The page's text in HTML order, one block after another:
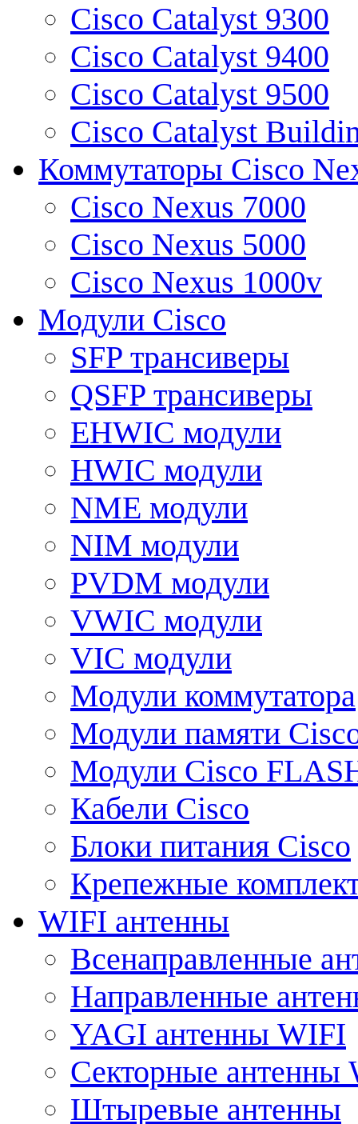
Cisco Catalyst 9300
Cisco Catalyst 9400
Cisco Catalyst 9500
Cisco Catalyst
Коммутаторы Cisco
Cisco Nexus 7000
Cisco Nexus 5000
Cisco Nexus 1000v
Модули Cisco
SFP трансиверы
QSFP трансиверы
EHWIC модули
HWIC модули
NME модули
NIM модули
PVDM модули
VWIC модули
VIC модули
Модули коммутатора
Модули памяти
Модули Cisco
Кабели Cisco
Блоки питания Cisco
Крепежные
WIFI антенны
Всенаправленные
Направленные
YAGI антенны WIFI
Секторные антенны
Штыревые антенны